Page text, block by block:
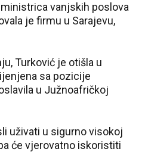
vanjskih poslova
je firmu u Sarajevu,
Turković je otišla u
sa pozicije
u Južnoafričkoj
uživati u sigurno visokoj
će vjerovatno iskoristiti